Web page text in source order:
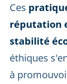
Ces
réputation
stabilité
éthiques
à